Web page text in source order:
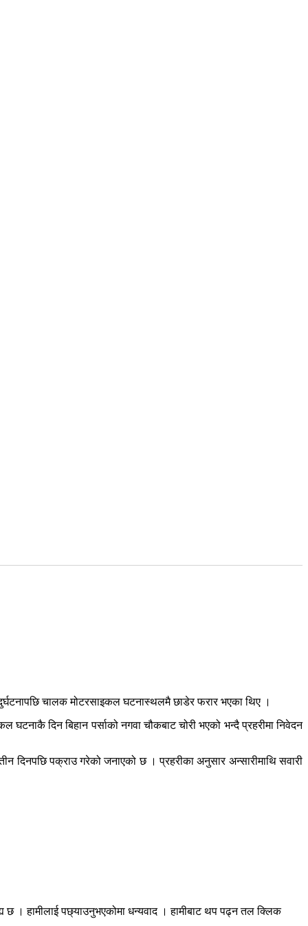
चालक मोटरसाइकल घटनास्थलमै छाडेर फरार भएका थिए ।
दिन बिहान पर्साको नगवा चौकबाट चोरी भएको भन्दै प्रहरीमा निवेदन
दिनपछि पक्राउ गरेको जनाएको छ । प्रहरीका अनुसार अन्सारीमाथि सवारी
छ । हामीलाई पछ्याउनुभएकोमा धन्यवाद । हामीबाट थप पढ्न तल क्लिक